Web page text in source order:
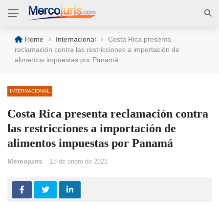
Home › Internacional ›
Costa Rica presenta
reclamación contra las restricciones a importación de
alimentos impuestas por Panamá
INTERNACIONAL
Costa Rica presenta reclamación contra
las restricciones a importación de
alimentos impuestas por Panamá
Mercojuris 18 de enero de 2021